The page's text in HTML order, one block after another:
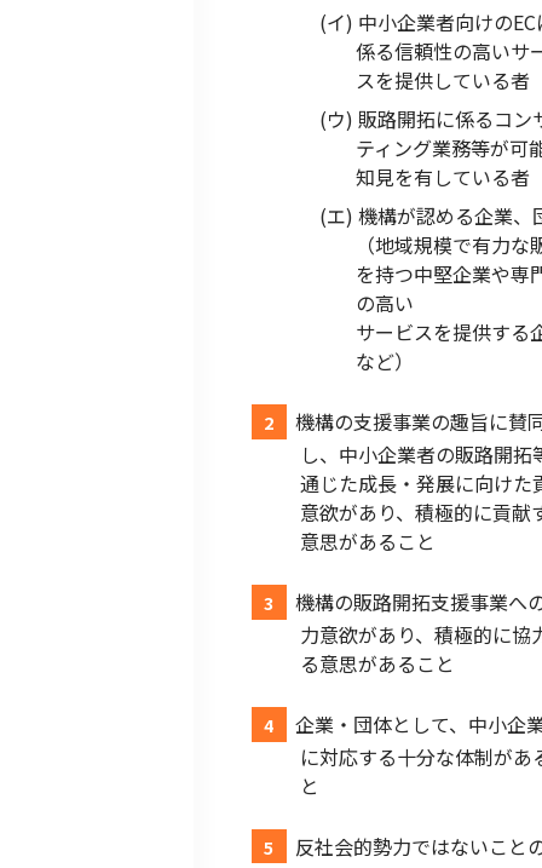
(イ) 中小企業者向けのEC
係る信頼性の高いサ
スを提供している者
(ウ) 販路開拓に係るコン
ティング業務等が可
知見を有している者
(エ) 機構が認める企業、
（地域規模で有力な
を持つ中堅企業や専
の高い
サービスを提供する
など）
機構の支援事業の趣旨に賛
し、中小企業者の販路開拓
通じた成長・発展に向けた
意欲があり、積極的に貢献
意思があること
機構の販路開拓支援事業へ
力意欲があり、積極的に協
る意思があること
企業・団体として、中小企
に対応する十分な体制があ
と
反社会的勢力ではないこと